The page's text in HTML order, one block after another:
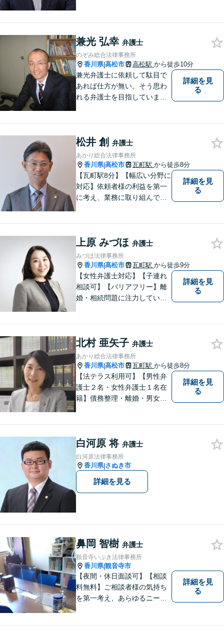
供します。
兼光 弘幸 弁護士
のぞみ総合法律事務所
香川県|高松市 高松駅 から徒歩10分
兼光弁護士に依頼して駄目で
あれば仕方が無い。そう思わ
れる弁護士を目指していま
詳細を見
る
松井 創 弁護士
あかり総合法律事務所
香川県|高松市 瓦町駅 から徒歩8分
【瓦町駅8分】【幅広い分野に
対応】依頼者様の利益を第一
に考え、業務に取り組んでお
事件・交通事故・不動産問題
など幅広く対応。即日対応も
可能。まずはお気軽にご相談
ください。
詳細を見
る
上原 みづほ 弁護士
みづほ法律事務所
香川県|高松市 瓦町駅 から徒歩9分
【女性弁護士対応】【子連れ
相談可】【バリアフリー】離
婚・相続問題に注力していま
詳細を見
る
北村 亜矢子 弁護士
あかり総合法律事務所
香川県|高松市 瓦町駅 から徒歩8分
【法テラス利用可】【男性弁
護士２名・女性弁護士１名在
籍】債務整理・離婚・男女問
明を心がけています。早期解
決のため、まずはお気軽にご
相談ください。
詳細を見
る
白河原 将 弁護士
白河原法律事務所
香川県|さぬき市
詳細を見る
鼻岡 智樹 弁護士
観音寺いぶき法律事務所
香川県|観音寺市
【夜間・休日面談可】【相談
料無料】ご相談者様の気持ち
を第一考え、あらゆるニーズ
詳細を見
る